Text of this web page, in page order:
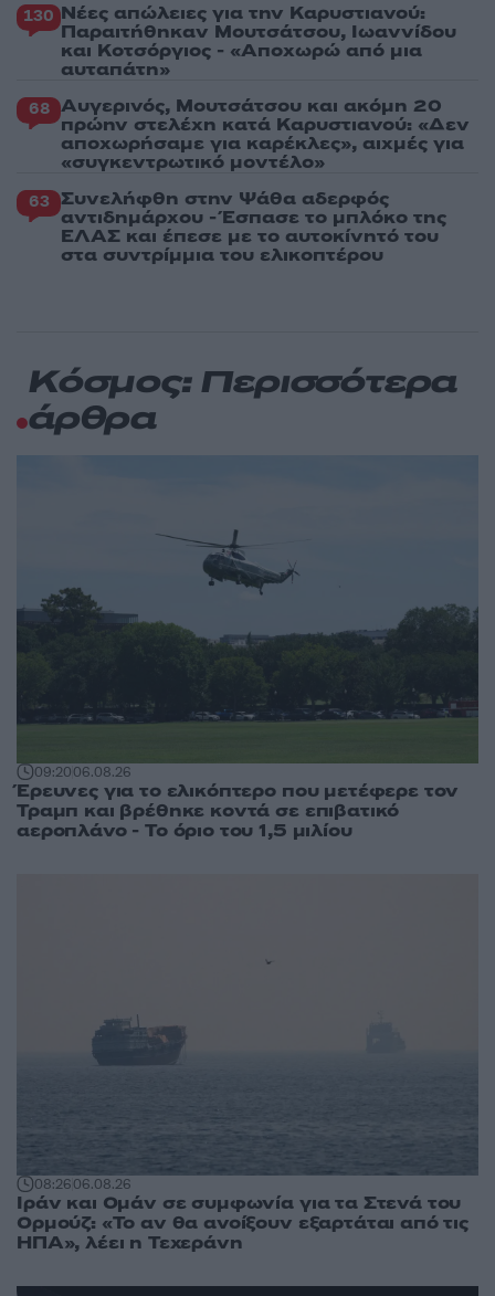
130 Νέες απώλειες για την Καρυστιανού:
Παραιτήθηκαν Μουτσάτσου, Ιωαννίδου
και Κοτσόργιος - «Αποχωρώ από μια
αυταπάτη»
68 Αυγερινός, Μουτσάτσου και ακόμη 20
πρώην στελέχη κατά Καρυστιανού: «Δεν
αποχωρήσαμε για καρέκλες», αιχμές για
«συγκεντρωτικό μοντέλο»
63 Συνελήφθη στην Ψάθα αδερφός
αντιδημάρχου - Έσπασε το μπλόκο της
ΕΛΑΣ και έπεσε με το αυτοκίνητό του
στα συντρίμμια του ελικοπτέρου
Κόσμος: Περισσότερα
άρθρα
09:2006.08.26
Έρευνες για το ελικόπτερο που μετέφερε τον
Τραμπ και βρέθηκε κοντά σε επιβατικό
αεροπλάνο - Το όριο του 1,5 μιλίου
08:2606.08.26
Ιράν και Ομάν σε συμφωνία για τα Στενά του
Ορμούζ: «Το αν θα ανοίξουν εξαρτάται από τις
ΗΠΑ», λέει η Τεχεράνη